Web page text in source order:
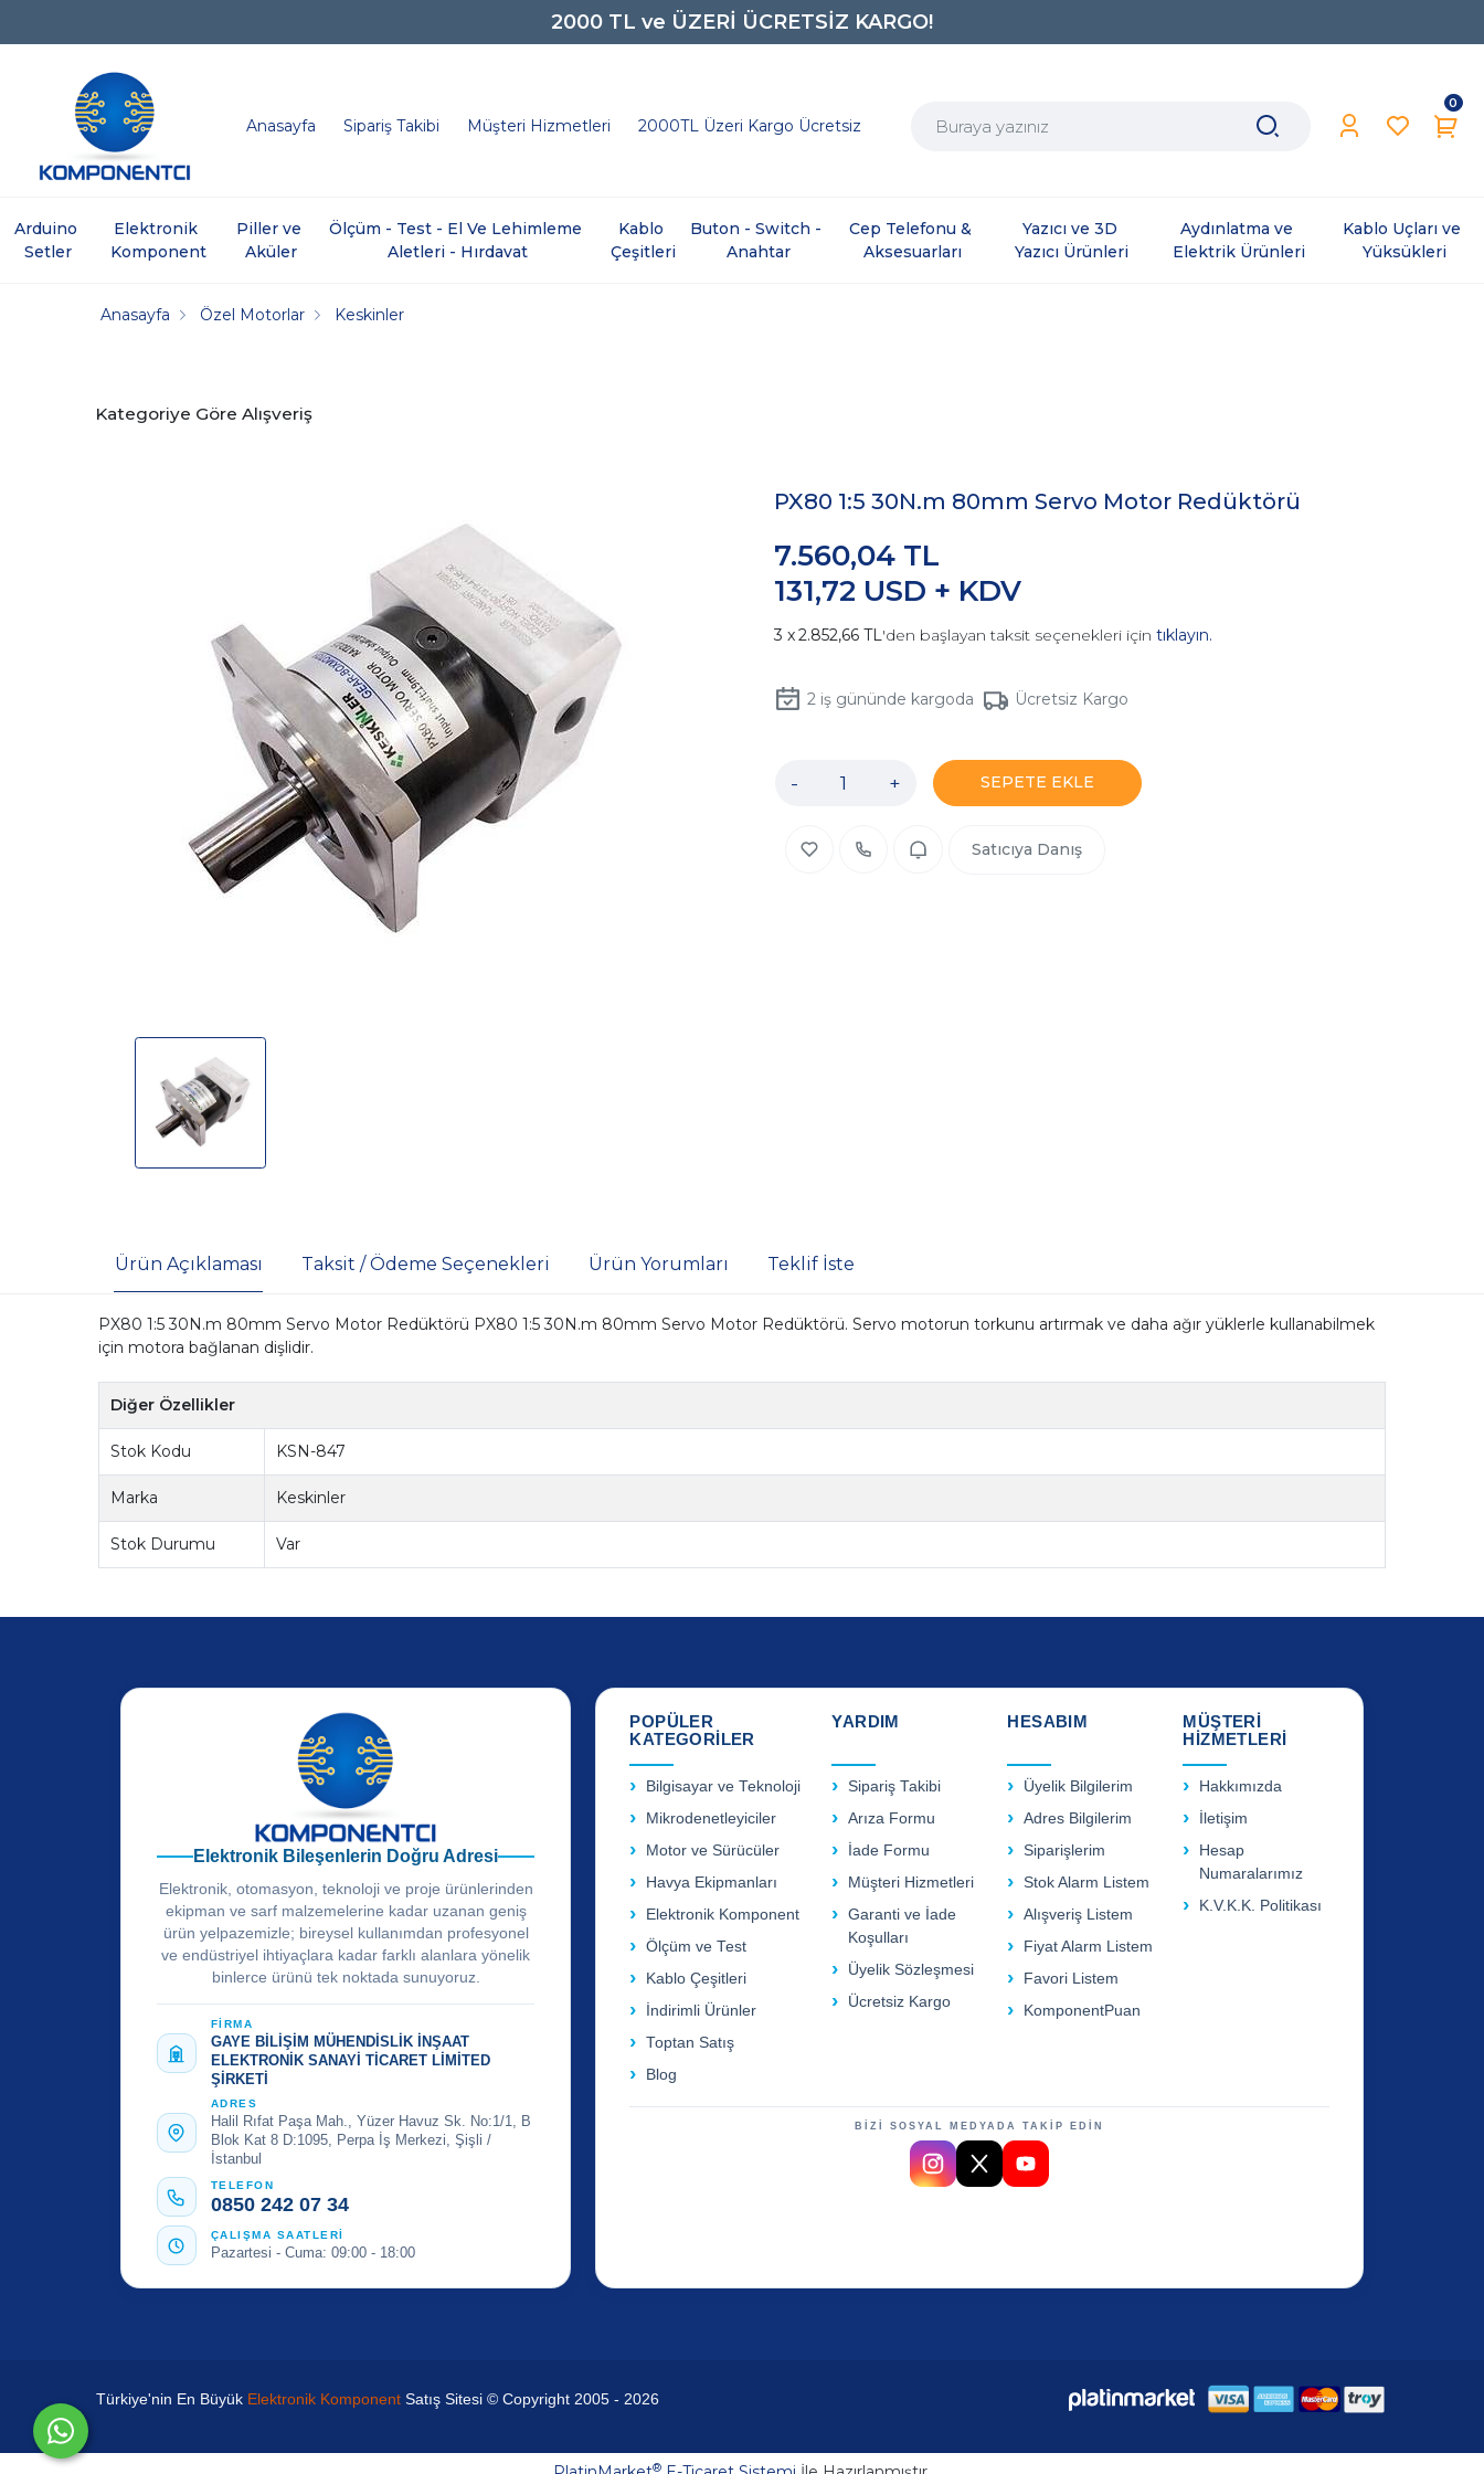
2000 TL ve ÜZERİ ÜCRETSİZ KARGO!
0850 242 0734
Anasayfa Sipariş Takibi Müşteri Hizmetleri 2000TL Üzeri Kargo Ücretsiz
0
Arduino
Setler
Elektronik
Komponent
Piller ve
Aküler
Ölçüm - Test - El Ve Lehimleme
Aletleri - Hırdavat
Kablo
Çeşitleri
Buton - Switch -
Anahtar
Cep Telefonu &
Aksesuarları
Yazıcı ve 3D
Yazıcı Ürünleri
Aydınlatma ve
Elektrik Ürünleri
Kablo Uçları ve
Yüksükleri
Anasayfa Özel Motorlar Keskinler
Kategoriye Göre Alışveriş
PX80 1:5 30N.m 80mm Servo Motor Redüktörü
131,72 USD + KDV
7.560,04 TL
2.852,66 TL'den başlayan taksit seçenekleri için tıklayın.
2iş gününde kargoda Ücretsiz Kargo
- + SEPETE EKLE
Satıcıya Danış
Ürün Açıklaması Taksit / Ödeme Seçenekleri Ürün Yorumları Teklif İste
PX80 1:5 30N.m 80mm Servo Motor Redüktörü PX80 1:5 30N.m 80mm Servo Motor Redüktörü. Servo motorun torkunu artırmak ve daha ağır yüklerle kullanabilmek
için motora bağlanan dişlidir.
Diğer Özellikler
Stok Kodu KSN-847
Marka Keskinler
Stok Durumu Var
Elektronik Bileşenlerin Doğru Adresi
Elektronik, otomasyon, teknoloji ve proje ürünlerinden
ekipman ve sarf malzemelerine kadar uzanan geniş
ürün yelpazemizle; bireysel kullanımdan profesyonel
ve endüstriyel ihtiyaçlara kadar farklı alanlara yönelik
binlerce ürünü tek noktada sunuyoruz.
FİRMA
GAYE BİLİŞİM MÜHENDİSLİK İNŞAAT
ELEKTRONİK SANAYİ TİCARET LİMİTED
ŞİRKETİ
ADRES
Halil Rıfat Paşa Mah., Yüzer Havuz Sk. No:1/1, B
Blok Kat 8 D:1095, Perpa İş Merkezi, Şişli /
İstanbul
TELEFON
0850 242 07 34
ÇALIŞMA SAATLERİ
Pazartesi - Cuma: 09:00 - 18:00
POPÜLER
KATEGORİLER
Bilgisayar ve Teknoloji
Mikrodenetleyiciler
Motor ve Sürücüler
Havya Ekipmanları
Elektronik Komponent
Ölçüm ve Test
Kablo Çeşitleri
İndirimli Ürünler
Toptan Satış
Blog
YARDIM
Sipariş Takibi
Arıza Formu
İade Formu
Müşteri Hizmetleri
Garanti ve İade
Koşulları
Üyelik Sözleşmesi
Ücretsiz Kargo
HESABIM
Üyelik Bilgilerim
Adres Bilgilerim
Siparişlerim
Stok Alarm Listem
Alışveriş Listem
Fiyat Alarm Listem
Favori Listem
KomponentPuan
MÜŞTERİ
HİZMETLERİ
Hakkımızda
İletişim
Hesap
Numaralarımız
K.V.K.K. Politikası
BİZİ SOSYAL MEDYADA TAKİP EDİN
Türkiye'nin En Büyük Elektronik Komponent Satış Sitesi © Copyright 2005 - 2026
®